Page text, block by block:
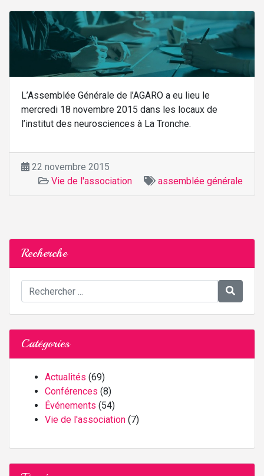
L’Assemblée Générale de l’AGARO a eu lieu le
mercredi 18 novembre 2015 dans les locaux de
l’institut des neurosciences à La Tronche.
22 novembre 2015
Vie de l'association
assemblée générale
Recherche
Catégories
Actualités (69)
Conférences (8)
Événements (54)
Vie de l'association (7)